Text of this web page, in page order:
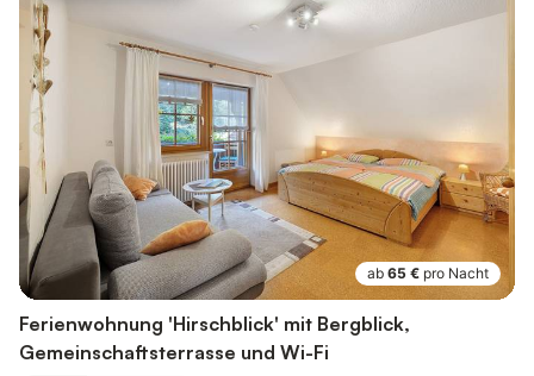
ab 65 € pro Nacht
Ferienwohnung 'Hirschblick' mit Bergblick,
Gemeinschaftsterrasse und Wi-Fi